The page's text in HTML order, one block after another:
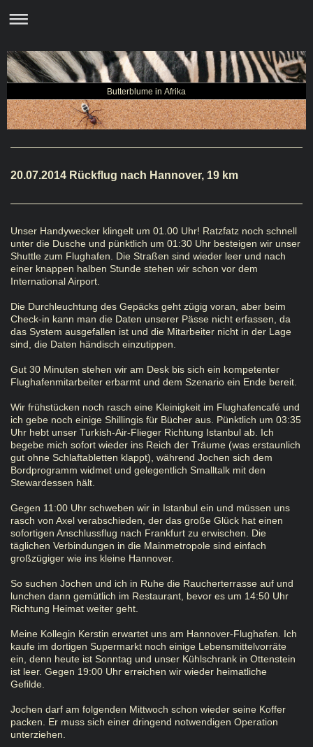
Butterblume in Afrika
20.07.2014 Rückflug nach Hannover, 19 km
Unser Handywecker klingelt um 01.00 Uhr! Ratzfatz noch schnell
unter die Dusche und pünktlich um 01:30 Uhr besteigen wir unser
Shuttle zum Flughafen. Die Straßen sind wieder leer und nach
einer knappen halben Stunde stehen wir schon vor dem
International Airport.
Die Durchleuchtung des Gepäcks geht zügig voran, aber beim
Check-in kann man die Daten unserer Pässe nicht erfassen, da
das System ausgefallen ist und die Mitarbeiter nicht in der Lage
sind, die Daten händisch einzutippen.
Gut 30 Minuten stehen wir am Desk bis sich ein kompetenter
Flughafenmitarbeiter erbarmt und dem Szenario ein Ende bereit.
Wir frühstücken noch rasch eine Kleinigkeit im Flughafencafé und
ich gebe noch einige Shillingis für Bücher aus. Pünktlich um 03:35
Uhr hebt unser Turkish-Air-Flieger Richtung Istanbul ab. Ich
begebe mich sofort wieder ins Reich der Träume (was erstaunlich
gut ohne Schlaftabletten klappt), während Jochen sich dem
Bordprogramm widmet und gelegentlich Smalltalk mit den
Stewardessen hält.
Gegen 11:00 Uhr schweben wir in Istanbul ein und müssen uns
rasch von Axel verabschieden, der das große Glück hat einen
sofortigen Anschlussflug nach Frankfurt zu erwischen. Die
täglichen Verbindungen in die Mainmetropole sind einfach
großzügiger wie ins kleine Hannover.
So suchen Jochen und ich in Ruhe die Raucherterrasse auf und
lunchen dann gemütlich im Restaurant, bevor es um 14:50 Uhr
Richtung Heimat weiter geht.
Meine Kollegin Kerstin erwartet uns am Hannover-Flughafen. Ich
kaufe im dortigen Supermarkt noch einige Lebensmittelvorräte
ein, denn heute ist Sonntag und unser Kühlschrank in Ottenstein
ist leer. Gegen 19:00 Uhr erreichen wir wieder heimatliche
Gefilde.
Jochen darf am folgenden Mittwoch schon wieder seine Koffer
packen. Er muss sich einer dringend notwendigen Operation
unterziehen.